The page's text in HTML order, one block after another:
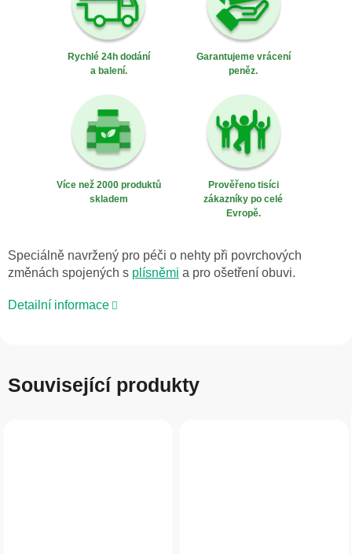
Rychlé 24h dodání
a balení.
Garantujeme vrácení
peněz.
Více než 2000 produktů
skladem
Prověřeno tisíci
zákazníky po celé
Evropě.
Speciálně navržený pro péči o nehty při povrchových
změnách spojených s plísněmi a pro ošetření obuvi.
Detailní informace
Související produkty